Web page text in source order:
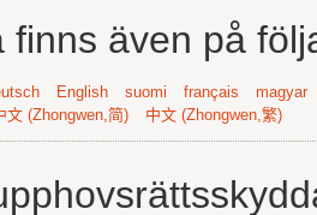
finns även på
English suomi français
magyar
文 (Zhongwen,简) 中文 (Zhongwen,繁)